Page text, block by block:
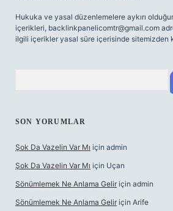
Hukuka ve yasal düzenlemelere aykırı
içerikleri, backlinkpanelicomtr@gmail.com
ilgili içerikler yasal süre içerisinde sitemizden
SON YORUMLAR
Şok Da Vazelin Var Mı için admin
Şok Da Vazelin Var Mı için Uçan
Sönümlemek Ne Anlama Gelir için admin
Sönümlemek Ne Anlama Gelir için Arife